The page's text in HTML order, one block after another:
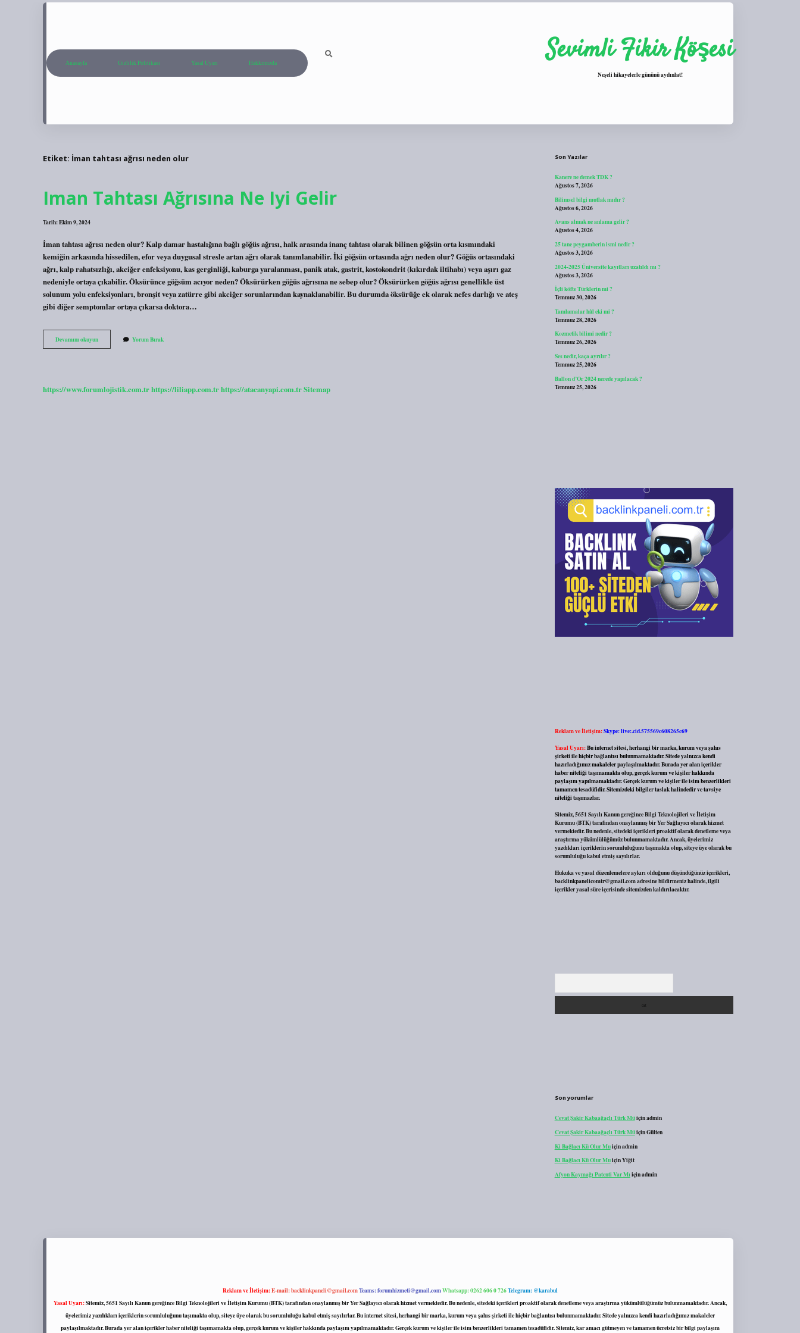
Anasayfa Gizlilik Politikası Yasal Uyarı Hakkımızda Sevimli Fikir Köşesi
Neşeli hikayelerle gününü aydınlat!
Etiket: İman tahtası ağrısı neden olur
Iman Tahtası Ağrısına Ne Iyi Gelir
Tarih: Ekim 9, 2024
İman tahtası ağrısı neden olur? Kalp damar hastalığına bağlı göğüs ağrısı, halk arasında inanç tahtası olarak bilinen göğsün orta kısmındaki
kemiğin arkasında hissedilen, efor veya duygusal stresle artan ağrı olarak tanımlanabilir. İki göğsün ortasında ağrı neden olur? Göğüs ortasındaki
ağrı, kalp rahatsızlığı, akciğer enfeksiyonu, kas gerginliği, kaburga yaralanması, panik atak, gastrit, kostokondrit (kıkırdak iltihabı) veya aşırı gaz
nedeniyle ortaya çıkabilir. Öksürünce göğsüm acıyor neden? Öksürürken göğüs ağrısına ne sebep olur? Öksürürken göğüs ağrısı genellikle üst
solunum yolu enfeksiyonları, bronşit veya zatürre gibi akciğer sorunlarından kaynaklanabilir. Bu durumda öksürüğe ek olarak nefes darlığı ve ateş
gibi diğer semptomlar ortaya çıkarsa doktora…
Devamını okuyunIman
Tahtası
Yorum Bırak
https://www.forumlojistik.com.trhttps://liliapp.com.trhttps://atacanyapi.com.trSitemap
Son Yazılar
Kanere ne demek TDK ?
Ağustos 7, 2026
Bilimsel bilgi mutlak mıdır ?
Ağustos 6, 2026
Avans almak ne anlama gelir ?
Ağustos 4, 2026
25 tane peygamberin ismi nedir ?
Ağustos 3, 2026
2024-2025 Üniversite kayıtları uzatıldı mı ?
Ağustos 3, 2026
İçli köfte Türklerin mi ?
Temmuz 30, 2026
Tamlamalar hâl eki mi ?
Temmuz 28, 2026
Kozmetik bilimi nedir ?
Temmuz 26, 2026
Ses nedir, kaça ayrılır ?
Temmuz 25, 2026
Ballon d’Or 2024 nerede yapılacak ?
Temmuz 25, 2026
Reklam ve İletişim:Skype: live:.cid.575569c608265c69
Yasal Uyarı:Bu internet sitesi, herhangi bir marka, kurum veya şahıs
şirketi ile hiçbir bağlantısı bulunmamaktadır. Sitede yalnızca kendi
hazırladığımız makaleler paylaşılmaktadır. Burada yer alan içerikler
haber niteliği taşımamakta olup, gerçek kurum ve kişiler hakkında
paylaşım yapılmamaktadır. Gerçek kurum ve kişiler ile isim benzerlikleri
tamamen tesadüfidir. Sitemizdeki bilgiler taslak halindedir ve tavsiye
niteliği taşımazlar.
Sitemiz, 5651 Sayılı Kanun gereğince Bilgi Teknolojileri ve İletişim
Kurumu (BTK) tarafından onaylanmış bir Yer Sağlayıcı olarak hizmet
vermektedir. Bu nedenle, sitedeki içerikleri proaktif olarak denetleme veya
araştırma yükümlülüğümüz bulunmamaktadır. Ancak, üyelerimiz
yazdıkları içeriklerin sorumluluğunu taşımakta olup, siteye üye olarak bu
sorumluluğu kabul etmiş sayılırlar.
Hukuka ve yasal düzenlemelere aykırı olduğunu düşündüğünüz içerikleri,
backlinkpanelicomtr@gmail.comadresine bildirmeniz halinde, ilgili
içerikler yasal süre içerisinde sitemizden kaldırılacaktır.
Son yorumlar
Cevat Şakir Kabaağaçlı Türk Müiçinadmin
Cevat Şakir Kabaağaçlı Türk MüiçinGülten
Ki Bağlacı Kü Olur Muiçinadmin
Ki Bağlacı Kü Olur MuiçinYiğit
Afyon Kaymağı Patenti Var Mı içinadmin
Reklam ve İletişim:E-mail:backlinkpaneli@gmail.comTeams:forumhizmeti@gmail.comWhatsapp: 0262 606 0 726Telegram: @karabul
Yasal Uyarı:Sitemiz, 5651 Sayılı Kanun gereğince Bilgi Teknolojileri ve İletişim Kurumu (BTK) tarafından onaylanmış bir Yer Sağlayıcı olarak hizmet vermektedir. Bu nedenle, sitedeki içerikleri proaktif olarak denetleme veya araştırma yükümlülüğümüz bulunmamaktadır. Ancak,
üyelerimiz yazdıkları içeriklerin sorumluluğunu taşımakta olup, siteye üye olarak bu sorumluluğu kabul etmiş sayılırlar. Bu internet sitesi, herhangi bir marka, kurum veya şahıs şirketi ile hiçbir bağlantısı bulunmamaktadır. Sitede yalnızca kendi hazırladığımız makaleler
paylaşılmaktadır. Burada yer alan içerikler haber niteliği taşımamakta olup, gerçek kurum ve kişiler hakkında paylaşım yapılmamaktadır. Gerçek kurum ve kişiler ile isim benzerlikleri tamamen tesadüfidir. Sitemiz, kar amacı gütmeyen ve tamamen ücretsiz bir bilgi paylaşım